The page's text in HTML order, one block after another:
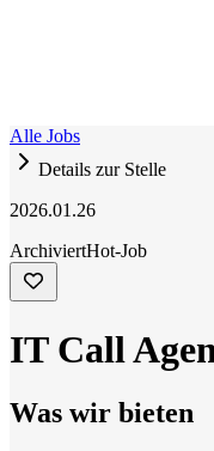
Alle Jobs
Details zur Stelle
2026.01.26
ArchiviertHot-Job
IT Call
Was wir bieten